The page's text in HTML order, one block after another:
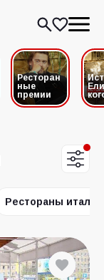
Ресторан
ные
премии
Рестораны